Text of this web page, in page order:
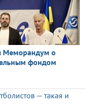
Меморандум о
фондом
— такая и